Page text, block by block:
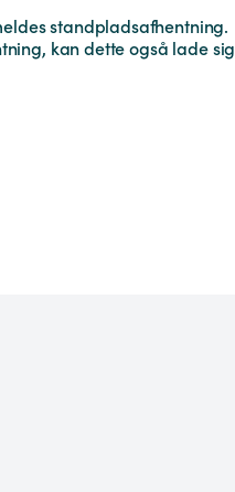
standpladsafhentning.
kan dette også lade sig